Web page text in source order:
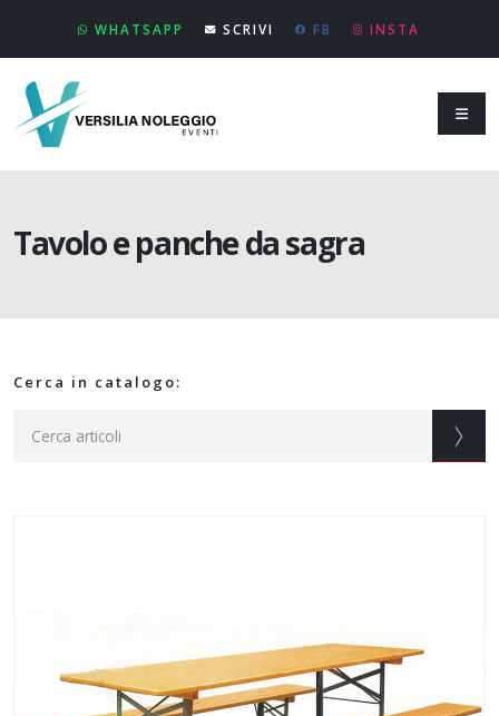
WHATSAPP SCRIVI FB INSTA
Tavolo e panche da sagra
Cerca in catalogo: